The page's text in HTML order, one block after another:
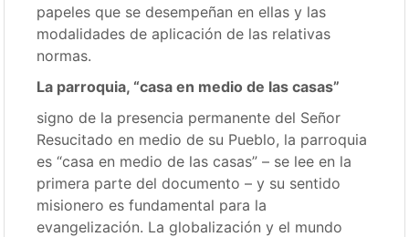
papeles que se desempeñan en ellas y las
modalidades de aplicación de las relativas
normas.
La parroquia, “casa en medio de las casas”
signo de la presencia permanente del Señor
Resucitado en medio de su Pueblo, la parroquia
es “casa en medio de las casas” – se lee en la
primera parte del documento – y su sentido
misionero es fundamental para la
evangelización. La globalización y el mundo